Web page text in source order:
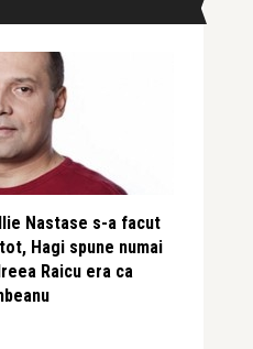
Nastase s-a facut
Hagi spune numai
Raicu era ca